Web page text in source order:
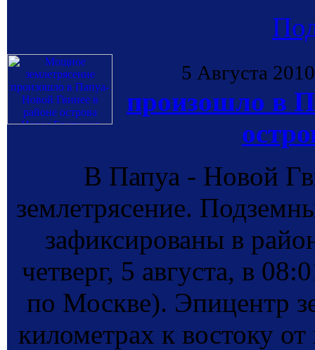
5 Августа 2010
произошло в
В Папуа - Новой
землетрясение.
зафиксированы в
четверг, 5 августа, в
по Москве). Эпицентр
километрах к востоку